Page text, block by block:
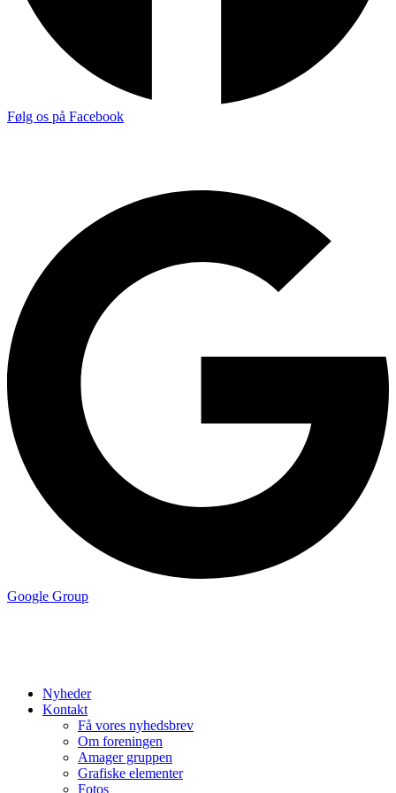
Følg os på Facebook
Google Group
Nyheder
Kontakt
Få vores nyhedsbrev
Om foreningen
Amager gruppen
Grafiske elementer
Fotos